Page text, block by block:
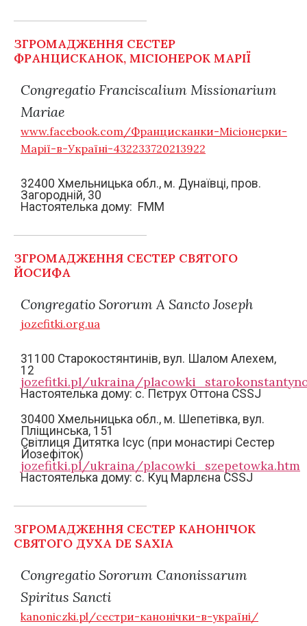
ЗГРОМАДЖЕННЯ СЕСТЕР
ФРАНЦИСКАНОК, МІСІОНЕРОК МАРІЇ
Congregatio Franciscalium Missionarium
Mariae
www.facebook.com/Францисканки-Місіонерки-
Марії-в-Україні-432233720213922
32400 Хмельницька обл., м. Дунаївці, пров.
Загородній, 30
Настоятелька дому: FMM
ЗГРОМАДЖЕННЯ СЕСТЕР СВЯТОГО
ЙОСИФА
Congrеgatio Sororum A Sancto Joseph
jozefitki.org.ua
31100 Старокостянтинів, вул. Шалом Алехем,
12
jozefitki.pl/ukraina/
Настоятелька дому: c. Пєтрух Оттона CSSJ
30400 Хмельницька обл., м. Шепетівка, вул.
Пліщинська, 151
Світлиця Дитятка Ісус (при монастирі Сестер
Йозефіток)
jozefitki.pl/ukraina/placowki_szepetowka.htm
Настоятелька дому: c. Куц Марлєна СSSJ
ЗГРОМАДЖЕННЯ СЕСТЕР КАНОНІЧОК
СВЯТОГО ДУХА DE SAXIA
Congregatio Sororum Canonissarum
Spiritus Sancti
kanoniczki.pl/сестри-канонічки-в-україні/